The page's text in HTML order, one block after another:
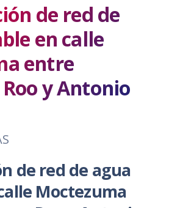
de red de
en calle
entre
y Antonio
de red de agua
Moctezuma